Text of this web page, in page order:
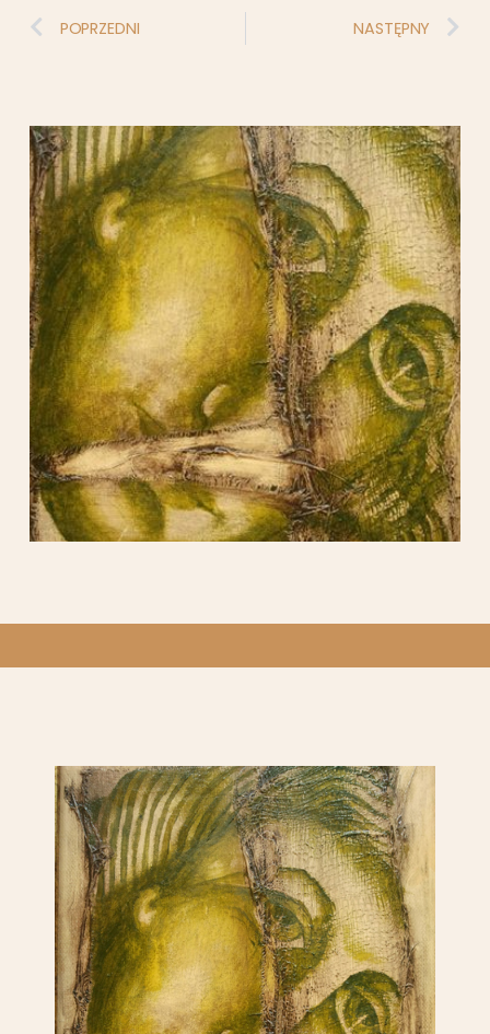
POPRZEDNI NASTĘPNY